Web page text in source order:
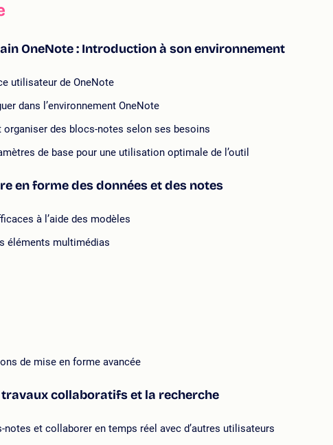
OneNote : Introduction à son environnement
utilisateur de OneNote
dans l’environnement OneNote
organiser des blocs-notes selon ses besoins
de base pour une utilisation optimale de l’outil
en forme des données et des notes
à l’aide des modèles
éléments multimédias
de mise en forme avancée
collaboratifs et la recherche
notes et collaborer en temps réel avec d’autres utilisateurs